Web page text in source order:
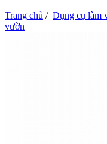
Trang chủ / Dụng cụ làm
vườn